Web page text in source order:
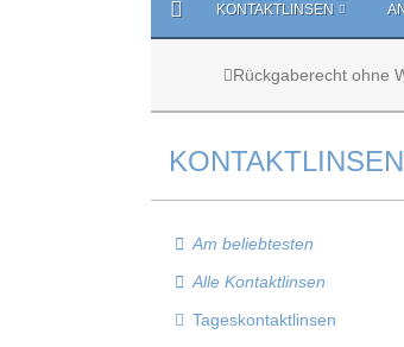
KONTAKTLINSEN
Rückgaberecht ohne
Am beliebtesten
Alle Kontaktlinsen
Tageskontaktlinsen